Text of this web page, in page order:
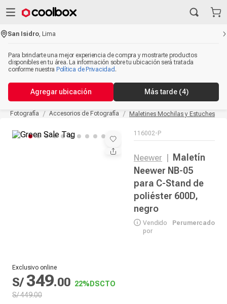
San Isidro ,Lima
Para brindarte una mejor experiencia de compra y mostrarte productos
disponibles en tu área. La información sobre tu ubicación será tratada
conforme nuestra Política de Privacidad .
Agregar ubicación Más tarde (4)
Fotografía Accesorios de Fotografía Maletines Mochilas y Estuches
116002-P
Neewer
Maletín
Neewer NB-05
para C-Stand de
poliéster 600D,
negro
Vendido
por
Perumercado
Exclusivo online
S/ 349.00 22% DSCTO
S/449.00